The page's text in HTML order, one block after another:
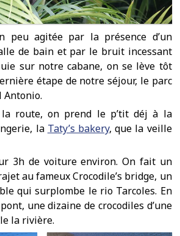
peu agitée par la présence d’un
de bain et par le bruit incessant
sur notre cabane, on se lève tôt
étape de notre séjour, le parc
Antonio.
route, on prend le p’tit déj à la
la Taty’s bakery, que la veille
3h de voiture environ. On fait un
au fameux Crocodile’s bridge, un
qui surplombe le rio Tarcoles. En
une dizaine de crocodiles d’une
la rivière.